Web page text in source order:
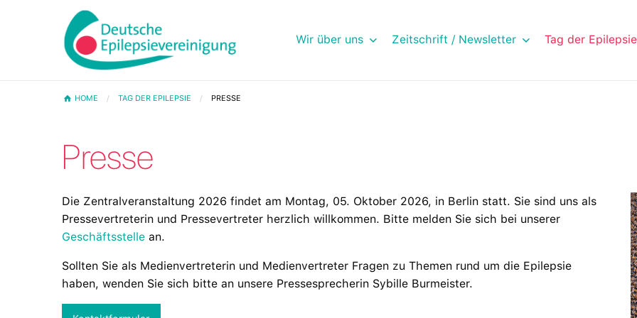
Wir über uns Zeitschrift / Newsletter Tag der Epilepsie
HOME TAG DER EPILEPSIE PRESSE
Presse
Die Zentralveranstaltung 2026 findet am Montag, 05. Oktober 2026, in Berlin statt. Sie sind uns als
Pressevertreterin und Pressevertreter herzlich willkommen. Bitte melden Sie sich bei unserer
Geschäftsstelle an.
Sollten Sie als Medienvertreterin und Medienvertreter Fragen zu Themen rund um die Epilepsie
haben, wenden Sie sich bitte an unsere Pressesprecherin Sybille Burmeister.